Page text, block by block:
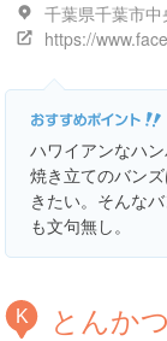
ハワイアンなハ
焼き立てのバン
きたい。そんな
も文句無し。
K とんか